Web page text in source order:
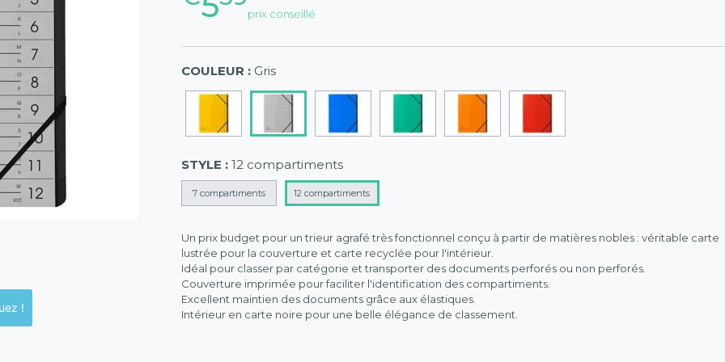
magasins, cliquez !
prix conseillé
COULEUR : Gris
STYLE : 12 compartiments
7 compartiments 12 compartiments
Un prix budget pour un trieur agrafé très fonctionnel conçu à partir de matières nobles : véritable carte
lustrée pour la couverture et carte recyclée pour l'intérieur.
Idéal pour classer par catégorie et transporter des documents perforés ou non perforés.
Couverture imprimée pour faciliter l'identification des compartiments.
Excellent maintien des documents grâce aux élastiques.
Intérieur en carte noire pour une belle élégance de classement.